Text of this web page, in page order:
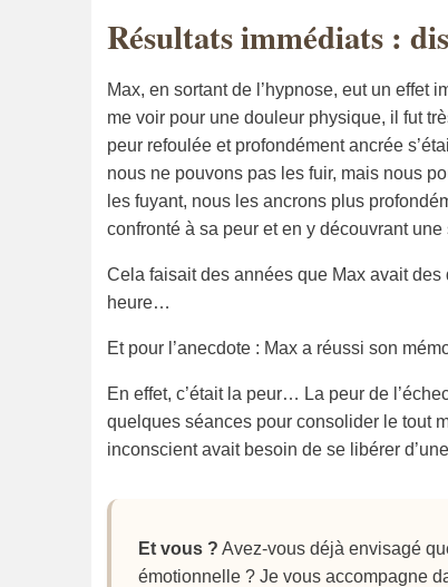
Résultats immédiats :
Max, en sortant de l’hypnose, eut un effet
me voir pour une douleur physique, il fut
peur refoulée et profondément ancrée
nous ne pouvons pas les fuir, mais nous
les fuyant, nous les ancrons plus
confronté à sa peur et en y découvrant
Cela faisait des années que Max avait
heure…
Et pour l’anecdote : Max a réussi son
En effet, c’était la peur… La peur de
quelques séances pour consolider le tout
inconscient avait besoin de se libérer
Et vous ? Avez-vous déjà envisagé
émotionnelle ? Je vous accompagne